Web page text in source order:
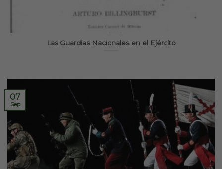
Las Guardias Nacionales en el Ejército
07
Sep